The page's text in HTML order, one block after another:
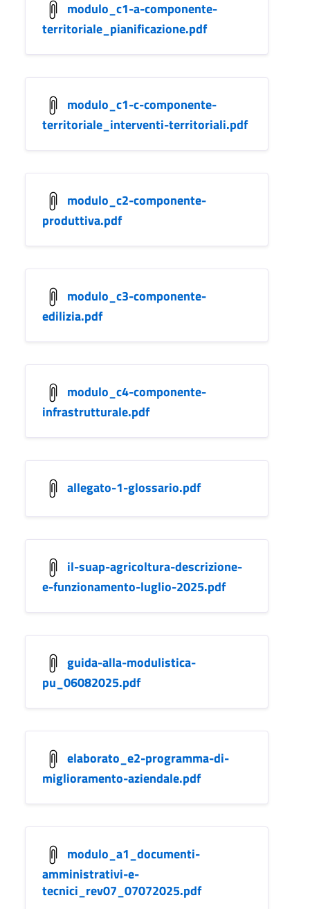
modulo_c1-a-componente-
territoriale_pianificazione.pdf
modulo_c1-c-componente-
territoriale_interventi-territoriali.pdf
modulo_c2-componente-
produttiva.pdf
modulo_c3-componente-
edilizia.pdf
modulo_c4-componente-
infrastrutturale.pdf
allegato-1-glossario.pdf
il-suap-agricoltura-descrizione-
e-funzionamento-luglio-2025.pdf
guida-alla-modulistica-
pu_06082025.pdf
elaborato_e2-programma-di-
miglioramento-aziendale.pdf
modulo_a1_documenti-
amministrativi-e-
tecnici_rev07_07072025.pdf